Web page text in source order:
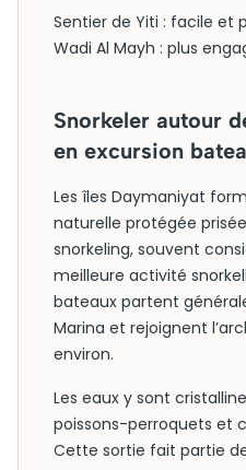
Sentier de Yiti : facile et
Wadi Al Mayh : plus
Snorkeler autour
en excursion
Les îles Daymaniyat
naturelle protégée
snorkeling, souvent
meilleure activité
bateaux partent
Marina et rejoignent
environ.
Les eaux y sont
poissons-perroquets et
Cette sortie fait partie